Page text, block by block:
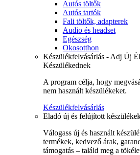
Autós töltők
Autós tartók
Fali töltők, adapterek
Audio és headset
Egészség
Okosotthon
Készülékfelvásárlás - Adj Új
Készülékednek
A program célja, hogy
nem használt készülékeket.
Készülékfelvásárlás
Eladó új és felújított
Válogass új és használt
termékek, kedvező árak,
támogatás – találd meg a